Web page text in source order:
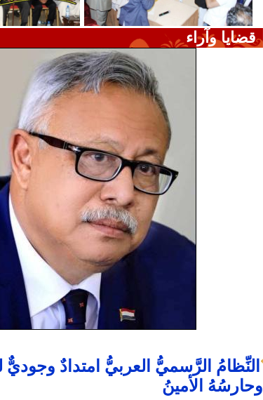
قضايا وآراء
النِّظامُ الرَّسميُّ العربيُّ امتدادٌ
وحارسُهُ الأمينُ